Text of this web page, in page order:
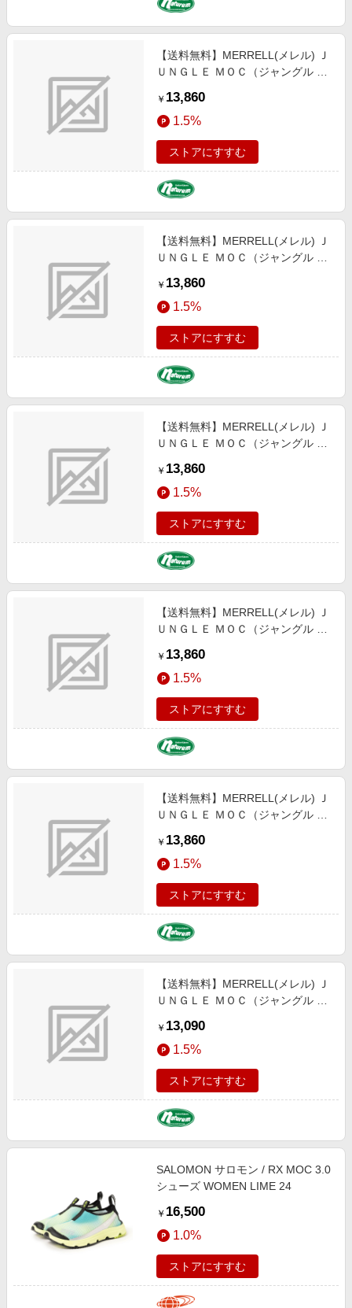
【送料無料】MERRELL(メレル) Ｊ
ＵＮＧＬＥ ＭＯＣ（ジャングル モ
０ｃｍ ＧＵＮＳＭＯＫＥ W60788
￥ 13,860
1.5%
ストアにすすむ
【送料無料】MERRELL(メレル) Ｊ
ＵＮＧＬＥ ＭＯＣ（ジャングル モ
ＫＥ M60787
￥ 13,860
1.5%
ストアにすすむ
【送料無料】MERRELL(メレル) Ｊ
ＵＮＧＬＥ ＭＯＣ（ジャングル モ
ＫＥ M60787
￥ 13,860
1.5%
ストアにすすむ
【送料無料】MERRELL(メレル) Ｊ
ＵＮＧＬＥ ＭＯＣ（ジャングル モ
ＫＥ M60787
￥ 13,860
1.5%
ストアにすすむ
【送料無料】MERRELL(メレル) Ｊ
ＵＮＧＬＥ ＭＯＣ（ジャングル モ
M60801
￥ 13,860
1.5%
ストアにすすむ
【送料無料】MERRELL(メレル) Ｊ
ＵＮＧＬＥ ＭＯＣ（ジャングル モ
M60801
￥ 13,090
1.5%
ストアにすすむ
SALOMON サロモン / RX MOC 3.0
シューズ WOMEN LIME 24
￥ 16,500
1.0%
ストアにすすむ